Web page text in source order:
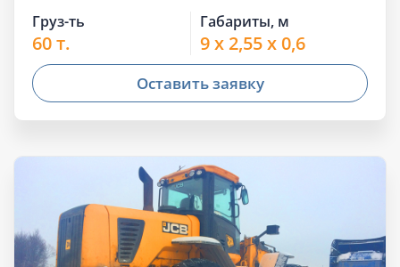
Груз-ть
60 т.
Габариты, м
9 x 2,55 x 0,6
Оставить заявку